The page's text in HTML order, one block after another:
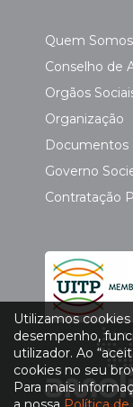
Quem Somos
Conselho de
Orgãos
Organização
Documentos
Governo
Contratação
Utilizamos
desempenho,
utilizador. Ao
cookies no seu
Para mais